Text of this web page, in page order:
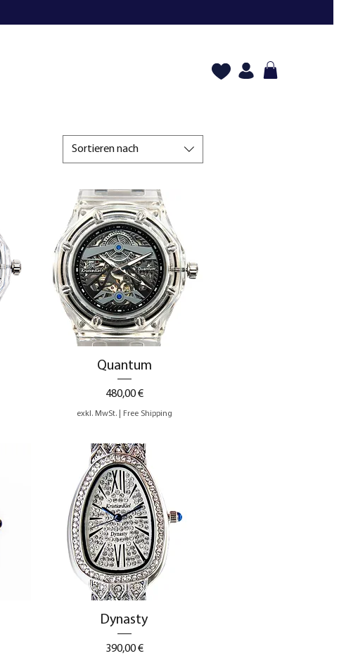
Sortieren nach
Schnellansicht
Quantum
Preis
480,00 €
exkl. MwSt.| Free Shipping
Schnellansicht
Dynasty
Preis
390,00 €